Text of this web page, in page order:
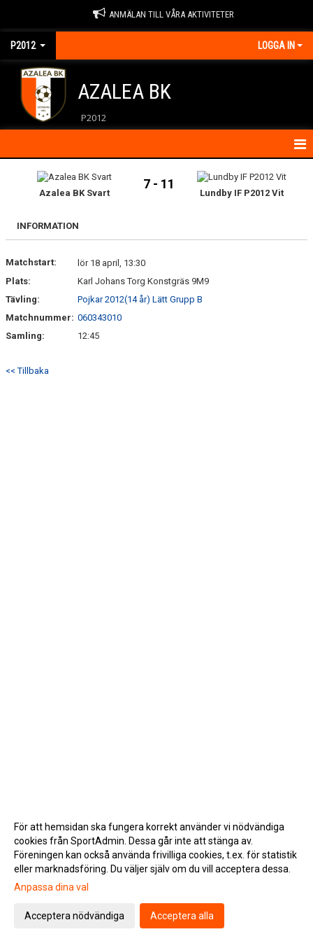
ANMÄLAN TILL VÅRA AKTIVITETER
P2012 LOGGA IN
AZALEA BK
P2012
KALENDER
MATCHER
Azalea BK Svart
7 - 11
Lundby IF P2012 Vit
INFORMATION
Matchstart:
lör 18 april, 13:30
Plats:
Karl Johans Torg Konstgräs 9M9
Tävling:
Pojkar 2012(14 år) Lätt Grupp B
Matchnummer: 060343010
Samling:
12:45
<< Tillbaka
Gå till Webbversion
För att hemsidan ska fungera korrekt använder vi nödvändiga
cookies från SportAdmin. Dessa går inte att stänga av.
Föreningen kan också använda frivilliga cookies, t.ex. för statistik
eller marknadsföring. Du väljer själv om du vill acceptera dessa.
Anpassa dina val
Acceptera nödvändiga Acceptera alla